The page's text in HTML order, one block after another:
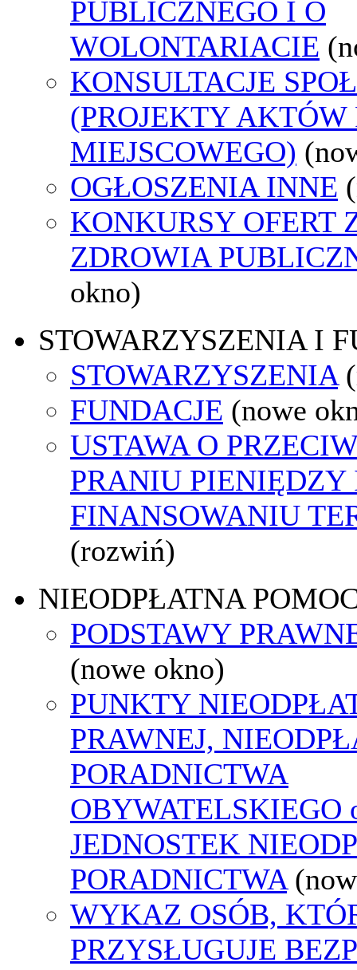
PUBLICZNEGO I O
WOLONTARIACIE
KONSULTACJE
(PROJEKTY AKTÓW
MIEJSCOWEGO)
OGŁOSZENIA INNE
KONKURSY OFERT
ZDROWIA
okno)
STOWARZYSZENIA I
STOWARZYSZENIA
FUNDACJE (nowe
USTAWA O
PRANIU PIENIĘDZY
FINANSOWANIU
(rozwiń)
NIEODPŁATNA
PODSTAWY
(nowe okno)
PUNKTY
PRAWNEJ,
PORADNICTWA
OBYWATELSKIEGO
JEDNOSTEK
PORADNICTWA
WYKAZ OSÓB,
PRZYSŁUGUJE